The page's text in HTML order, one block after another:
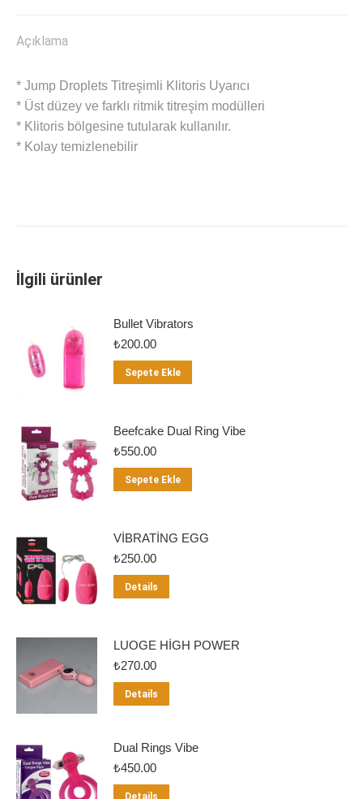
Açıklama
* Jump Droplets Titreşimli Klitoris Uyarıcı
* Üst düzey ve farklı ritmik titreşim modülleri
* Klitoris bölgesine tutularak kullanılır.
* Kolay temizlenebilir
İlgili ürünler
Bullet Vibrators
₺200.00
Sepete Ekle
Beefcake Dual Ring Vibe
₺550.00
Sepete Ekle
VİBRATİNG EGG
₺250.00
Details
LUOGE HİGH POWER
₺270.00
Details
Dual Rings Vibe
₺450.00